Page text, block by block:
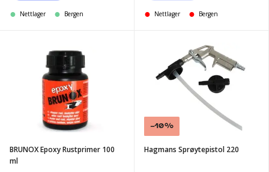
Nettlager Bergen Nettlager Bergen
BRUNOX
Rustprimer
BRUNOX Epoxy Rustprimer 100
ml
Salg!
Sprøytepistol
220
-10%
Hagmans Sprøytepistol 220